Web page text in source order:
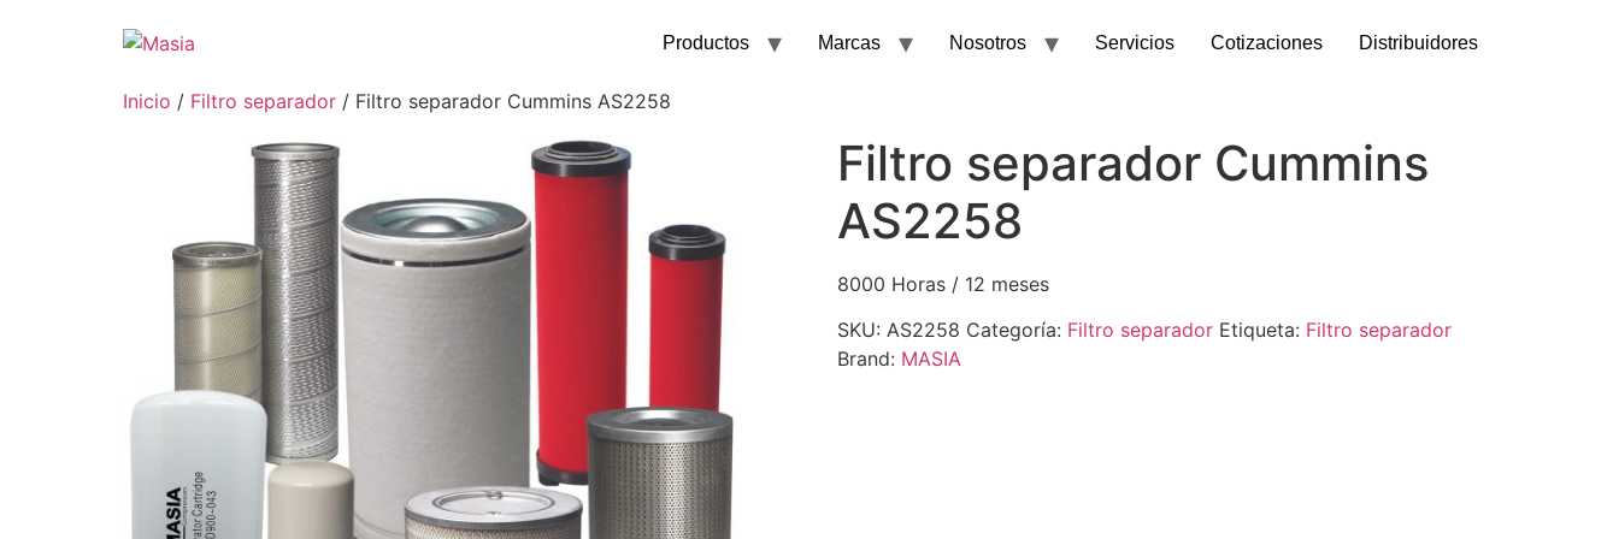
Productos Marcas Nosotros Servicios Cotizaciones Distribuidores
Inicio / Filtro separador / Filtro separador Cummins AS2258
Filtro separador Cummins
AS2258
8000 Horas / 12 meses
SKU: AS2258 Categoría: Filtro separador Etiqueta: Filtro separador
Brand: MASIA